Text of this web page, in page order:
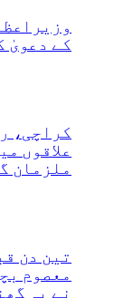
کے دعویٰ
کراچی،
ملزمان
تین دن
معصوم
نے یہ